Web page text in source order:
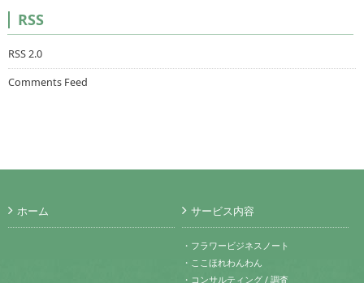
RSS
RSS 2.0
Comments Feed
ホーム サービス内容
・フラワービジネスノート
・ここほれわんわん
・コンサルティング / 調査